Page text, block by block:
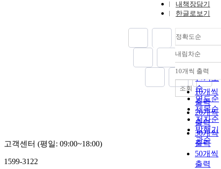
내책장담기
한글로보기
정확도순
정확도
순
인기도
순
연도순
제목순
저자순
발행기
관순
내림차순
내림차
10개씩 출력
10개씩
출력
20개씩
출력
30개씩
출력
50개씩
출력
조회
고객센터 (평일: 09:00~18:00)
1599-3122